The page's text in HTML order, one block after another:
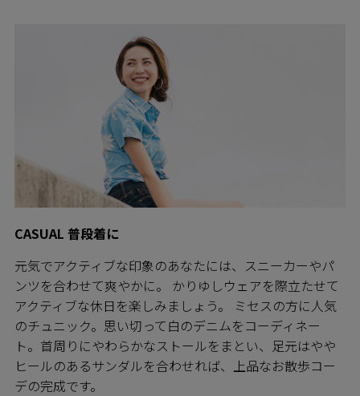
CASUAL 普段着に
元気でアクティブな印象のあなたには、スニーカーやパ
ンツを合わせて爽やかに。 かりゆしウェアを際立たせて
アクティブな休日を楽しみましょう。 ミセスの方に人気
のチュニック。思い切って白のデニムをコーディネー
ト。首周りにやわらかなストールをまとい、足元はやや
ヒールのあるサンダルを合わせれば、上品なお散歩コー
デの完成です。